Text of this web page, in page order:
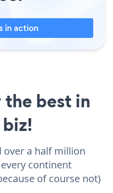
in action
best in
over a half million
continent
of course not)